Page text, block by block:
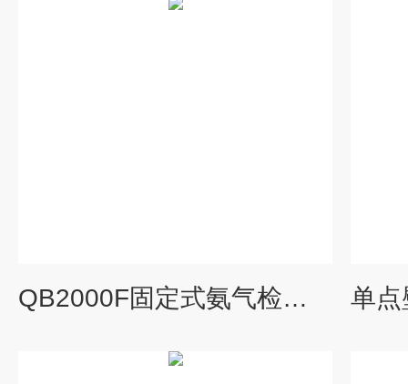
QB2000F固定式氨气检测仪器 壁挂式